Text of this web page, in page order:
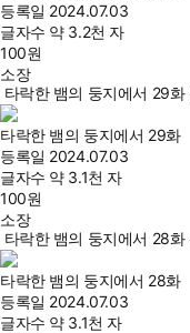
등록일 2024.07.03
글자수 약 3.2천 자
100원
소장
타락한 뱀의 둥지에서 29화
타락한 뱀의 둥지에서 29화
등록일 2024.07.03
글자수 약 3.1천 자
100원
소장
타락한 뱀의 둥지에서 28화
타락한 뱀의 둥지에서 28화
등록일 2024.07.03
글자수 약 3.1천 자